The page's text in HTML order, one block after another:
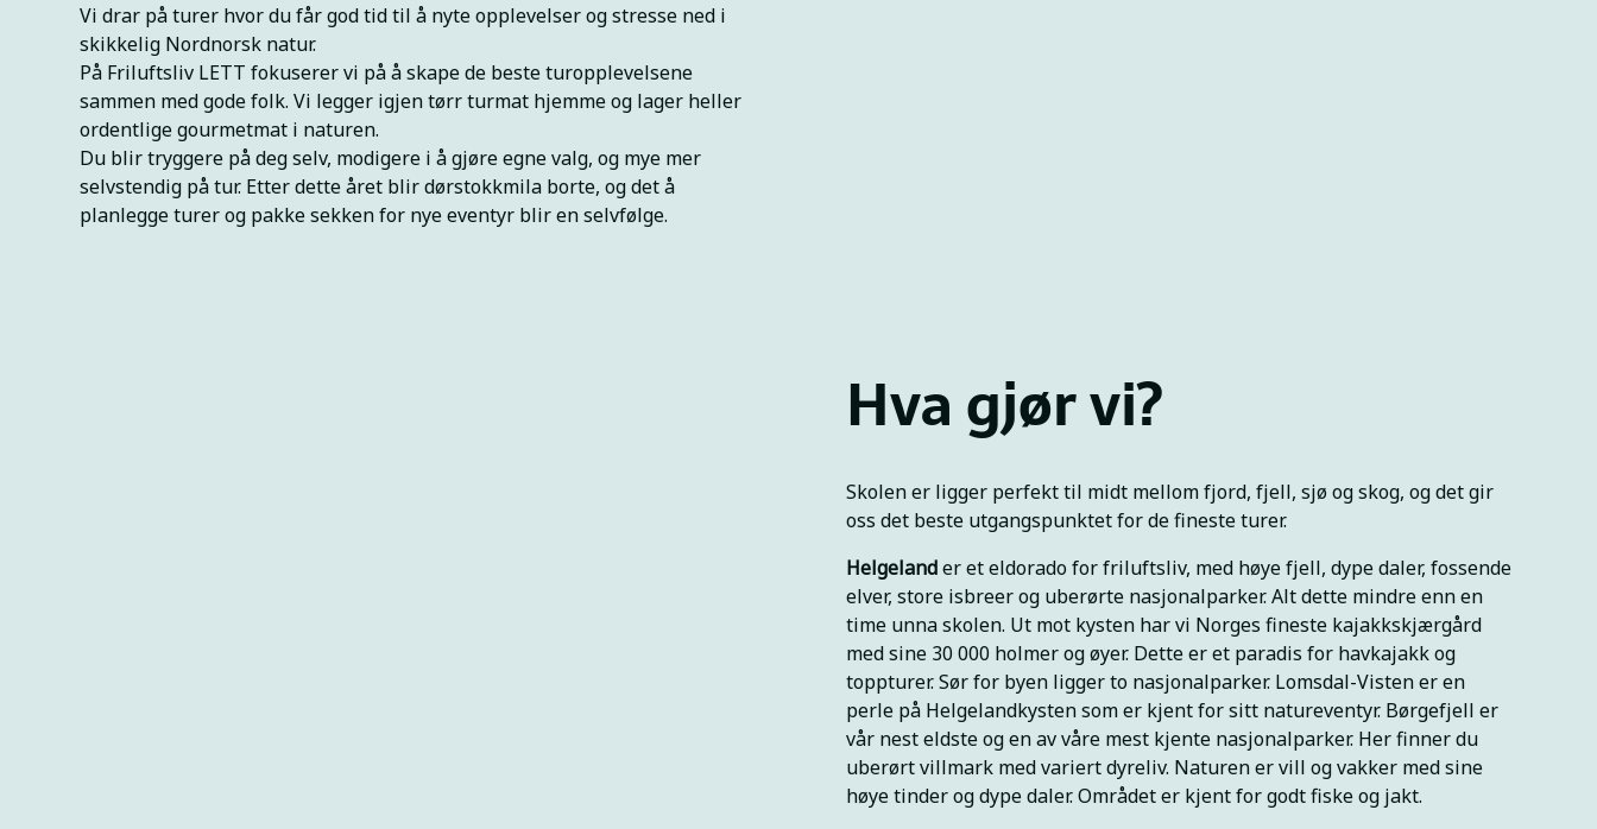
Vi drar på turer hvor du får god tid til å nyte opplevelser og stresse ned i
skikkelig Nordnorsk natur.
På Friluftsliv LETT fokuserer vi på å skape de beste turopplevelsene
sammen med gode folk. Vi legger igjen tørr turmat hjemme og lager heller
ordentlige gourmetmat i naturen.
Du blir tryggere på deg selv, modigere i å gjøre egne valg, og mye mer
selvstendig på tur. Etter dette året blir dørstokkmila borte, og det å
planlegge turer og pakke sekken for nye eventyr blir en selvfølge.
Hva gjør vi?
Skolen er ligger perfekt til midt mellom fjord, fjell, sjø og skog, og det gir
oss det beste utgangspunktet for de fineste turer.
Helgelander et eldorado for friluftsliv, med høye fjell, dype daler, fossende
elver, store isbreer og uberørte nasjonalparker. Alt dette mindre enn en
time unna skolen. Ut mot kysten har vi Norges fineste kajakkskjærgård
med sine 30 000 holmer og øyer. Dette er et paradis for havkajakk og
toppturer. Sør for byen ligger to nasjonalparker. Lomsdal-Visten er en
perle på Helgelandkysten som er kjent for sitt natureventyr. Børgefjell er
vår nest eldste og en av våre mest kjente nasjonalparker. Her finner du
uberørt villmark med variert dyreliv. Naturen er vill og vakker med sine
høye tinder og dype daler. Området er kjent for godt fiske og jakt.